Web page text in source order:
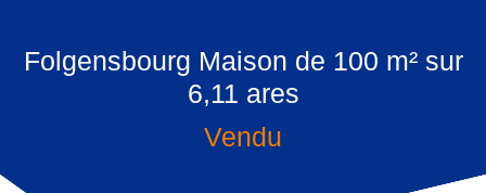
Folgensbourg Maison de 100 m² sur
6,11 ares
Vendu